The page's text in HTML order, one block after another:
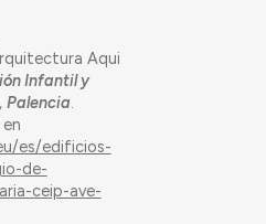
Aqui
Infantil y
Palencia.
es/edificios-
de-
ceip-ave-